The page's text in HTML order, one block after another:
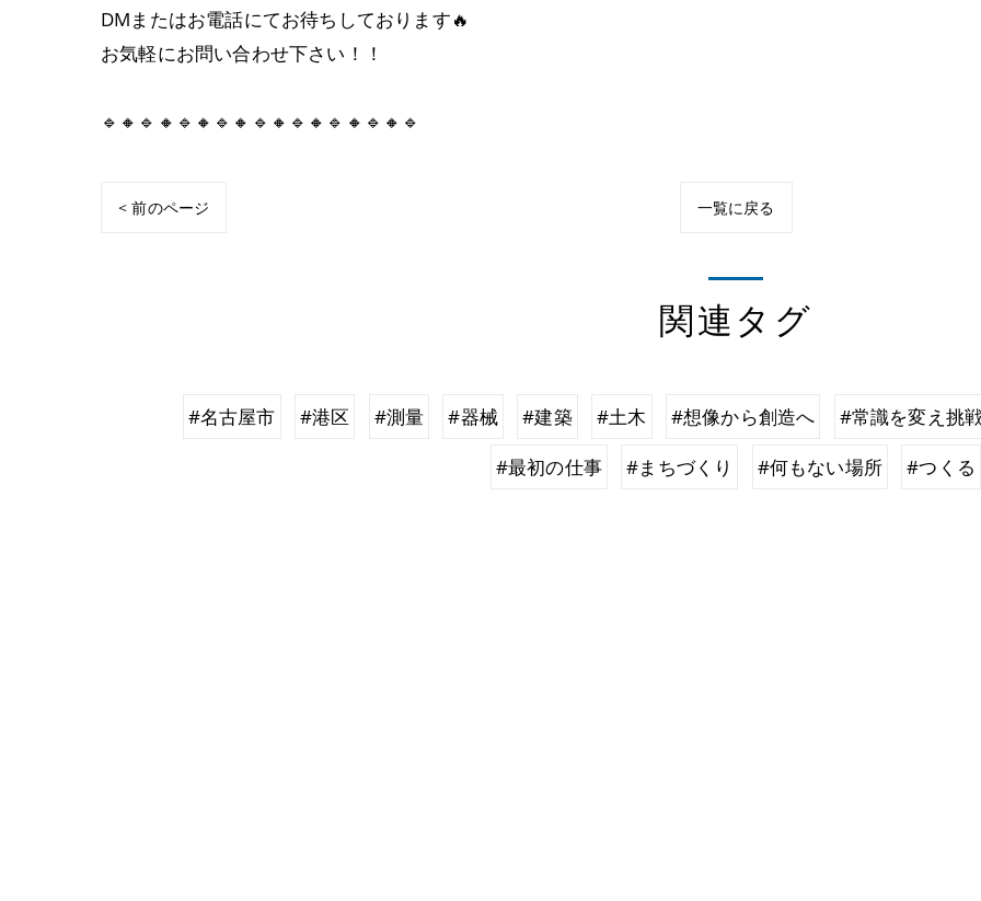
DMまたはお電話にてお待ちしております🔥
お気軽にお問い合わせ下さい！！
🔹🔸🔹🔸🔹🔸🔹🔸🔹🔸🔹🔸🔹🔸🔹🔸🔹
< 前のページ 一覧に戻る
関連タグ
#名古屋市 #港区 #測量 #器械 #建築 #土木 #想像から創造へ #常識を変え挑
#最初の仕事
#まちづくり #何もない場所 #つくる